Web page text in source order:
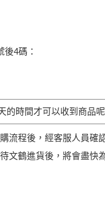
4碼：
的時間才可以收到商品呢
流程後，經客服人員確
文鶴進貨後，將會盡快